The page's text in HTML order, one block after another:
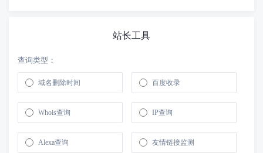
站长工具
查询类型：
域名删除时间 百度收录
Whois查询 IP查询
Alexa查询 友情链接监测